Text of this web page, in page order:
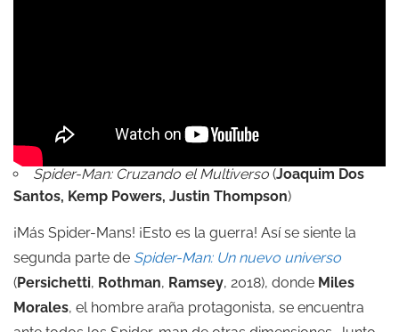
Spider-Man: Cruzando el Multiverso (Joaquim Dos
Santos, Kemp Powers, Justin Thompson)
¡Más Spider-Mans! ¡Esto es la guerra! Así se siente la
segunda parte de Spider-Man: Un nuevo universo
(Persichetti, Rothman, Ramsey, 2018), donde Miles
Morales, el hombre araña protagonista, se encuentra